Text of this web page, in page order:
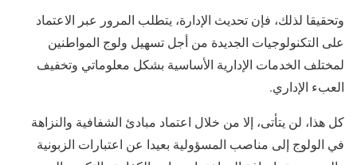
وتحقيقا لذلك، فإن تحديث الإدارة، يتطلب المرور عبر الاعتماد
على التكنولوجيات الجديدة من أجل تسهيل ولوج المواطنين
لمختلف الخدمات الإدارية الأساسية بشكل معلوماتي وتخفيف
العبء الإداري.
كل هذا، لن يتأتى، إلا من خلال اعتماد مبادئ الشفافية والنزاهة
في الولوج إلى مناصب المسؤولية بعيدا عن اعتبارات الزبونية